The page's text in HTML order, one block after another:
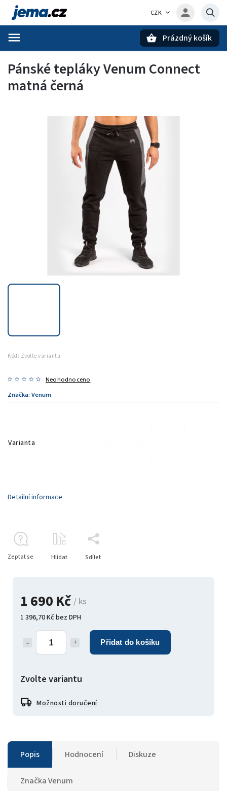
CZK
Prázdný košík
Pánské tepláky Venum Connect
matná černá
Kód: Zvolte variantu
Neohodnoceno
Značka: Venum
Varianta
1 690 Kč/ ks
1 396,70 Kč bez DPH
Přidat do košíku
Zvolte variantu
Možnosti doručení
Detailní informace
Zeptat se Hlídat Sdílet
Popis Hodnocení Diskuze
ZnačkaVenum